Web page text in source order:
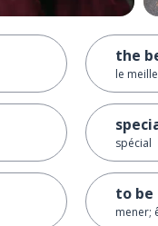
the
le
spécial
to be
mener;